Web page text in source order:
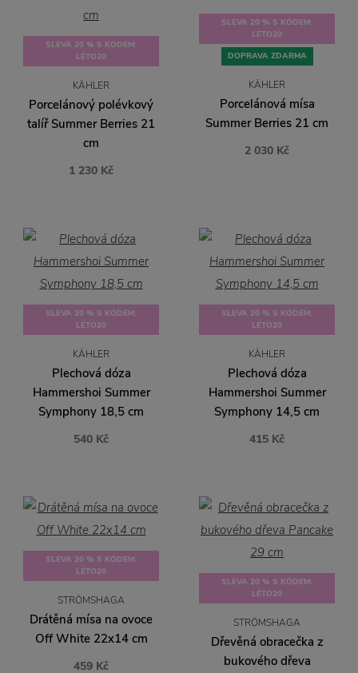
SLEVA 20 % S KÓDEM:
LÉTO20
KÄHLER
Porcelánový polévkový
talíř Summer Berries 21
cm
1 230 Kč
SLEVA 20 % S KÓDEM:
LÉTO20
DOPRAVA ZDARMA
KÄHLER
Porcelánová mísa
Summer Berries 21 cm
2 030 Kč
SLEVA 20 % S KÓDEM:
LÉTO20
KÄHLER
Plechová dóza
Hammershoi Summer
Symphony 18,5 cm
540 Kč
SLEVA 20 % S KÓDEM:
LÉTO20
KÄHLER
Plechová dóza
Hammershoi Summer
Symphony 14,5 cm
415 Kč
SLEVA 20 % S KÓDEM:
LÉTO20
STRÖMSHAGA
Drátěná mísa na ovoce
Off White 22x14 cm
459 Kč
SLEVA 20 % S KÓDEM:
LÉTO20
STRÖMSHAGA
Dřevěná obracečka z
bukového dřeva